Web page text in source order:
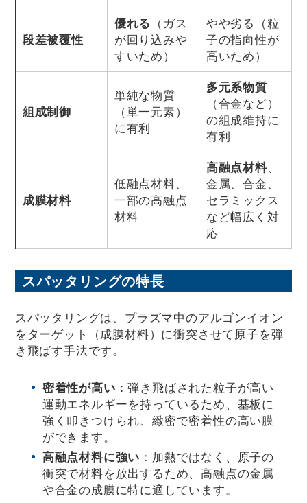
段差被覆性
優れる
（ガス
が回り込みや
すいため）
やや劣る（粒
子の指向性が
高いため）
組成制御
単純な物質
（単一元素）
に有利
多元系物質
（合金など）
の組成維持に
有利
成膜材料
低融点材料、
一部の高融点
材料
高融点材料、
金属、合金、
セラミックス
など幅広く対
応
スパッタリングの特長
スパッタリングは、プラズマ中のアルゴンイオン
をターゲット（成膜材料）に衝突させて原子を弾
き飛ばす手法です。
密着性が高い ：弾き飛ばされた粒子が高い
運動エネルギーを持っているため、基板に
強く叩きつけられ、緻密で密着性の高い膜
ができます。
高融点材料に強い ：加熱ではなく、原子の
衝突で材料を放出するため、高融点の金属
や合金の成膜に特に適しています。